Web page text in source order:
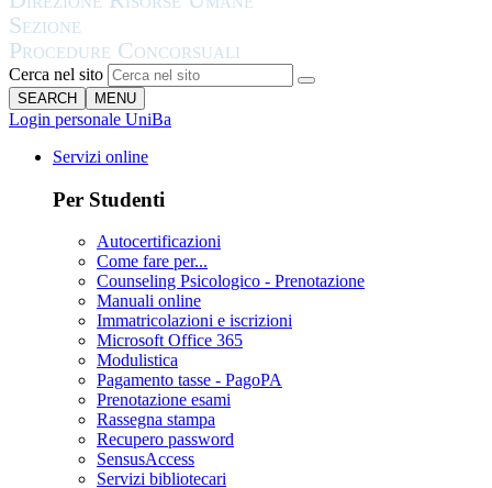
Cerca nel sito
SEARCH MENU
Login personale UniBa
Servizi online
Per Studenti
Autocertificazioni
Come fare per...
Counseling Psicologico - Prenotazione
Manuali online
Immatricolazioni e iscrizioni
Microsoft Office 365
Modulistica
Pagamento tasse - PagoPA
Prenotazione esami
Rassegna stampa
Recupero password
SensusAccess
Servizi bibliotecari